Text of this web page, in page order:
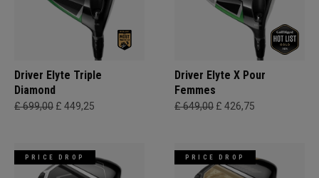
Driver Elyte Triple
Diamond
£ 699,00 £ 449,25
Driver Elyte X Pour
Femmes
£ 649,00 £ 426,75
PRICE DROP PRICE DROP